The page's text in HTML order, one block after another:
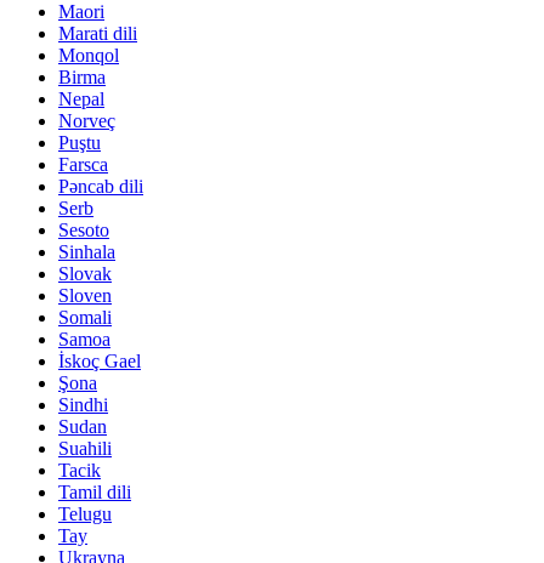
Maori
Marati dili
Monqol
Birma
Nepal
Norveç
Puştu
Farsca
Pəncab dili
Serb
Sesoto
Sinhala
Slovak
Sloven
Somali
Samoa
İskoç Gael
Şona
Sindhi
Sudan
Suahili
Tacik
Tamil dili
Telugu
Tay
Ukrayna